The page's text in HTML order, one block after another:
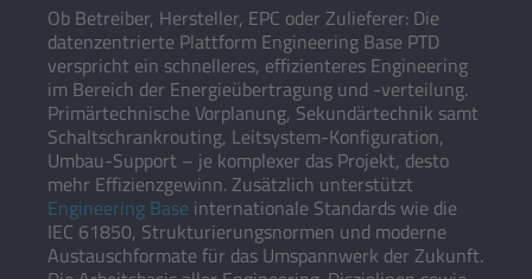
Ob Betreiber, Hersteller, EPC oder Zulieferer: Die
datenzentrierte Plattform Engineering Base PTD
verspricht ein schnelleres, effizienteres Engineering
im Bereich der Energieübertragung und -verteilung.
Primärtechnische Vorplanung, Sekundärtechnik samt
Schaltschrankrouting, Leitsystem-Konfiguration,
Umbau-Support – je komplexer das Projekt, desto
mehr Effizienzgewinn. Zusätzlich unterstützt
Engineering Base internationale Standards wie die
IEC 61850, Strukturierungsnormen und moderne
Austauschformate für das Umspannwerk der Zukunft.